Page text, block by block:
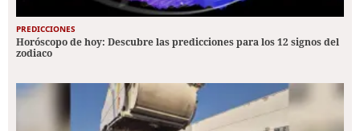
PREDICCIONES
Horóscopo de hoy: Descubre las predicciones para los 12 signos del
zodiaco